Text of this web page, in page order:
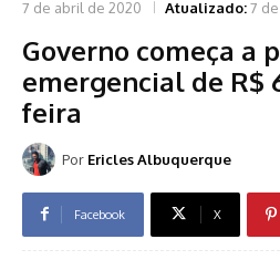
7 de abril de 2020 Atualizado:7
Governo começa a
emergencial de R$
feira
Por Ericles Albuquerque
Facebook X